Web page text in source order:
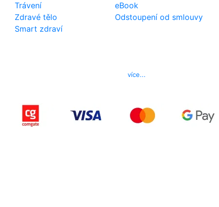
Trávení
Zdravé tělo
Smart zdraví
eBook
Odstoupení od smlouvy
více...